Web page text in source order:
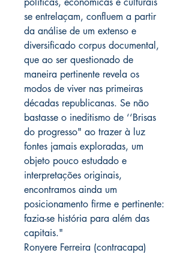
se entrelaçam, confluem a partir
da análise de um extenso e
diversificado corpus documental,
que ao ser questionado de
maneira pertinente revela os
modos de viver nas primeiras
décadas republicanas. Se não
bastasse o ineditismo de ‘‘Brisas
do progresso" ao trazer à luz
fontes jamais exploradas, um
objeto pouco estudado e
interpretações originais,
encontramos ainda um
posicionamento firme e pertinente:
fazia-se história para além das
capitais."
Ronyere Ferreira (contracapa)